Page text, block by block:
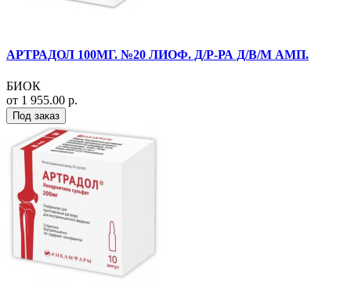
АРТРАДОЛ 100МГ. №20 ЛИОФ. Д/Р-РА Д/В/М АМП.
БИОК
от 1 955.00 р.
Под заказ